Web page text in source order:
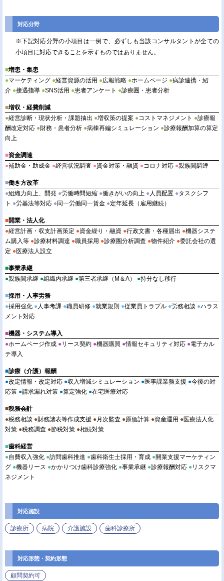
対応分野
※下記対応分野の小項目は一例で、必ずしも当該コンサルタントが全ての
小項目に対応できることを示すものではありません。
■増患・集患
●マーケティング ●経営資源の活用 ●広報戦略 ●ホームページ ●病診連携・紹
介 ●接遇指導 ●SNS活用 ●患者アンケート ●診療圏・患者分析
■増収・経費削減
●経営診断・現状分析・課題抽出 ●増収策の提案 ●コストマネジメント ●診療報
酬改定対応 ●財務・患者分析 ●病棟再編シミュレーション ●診療報酬加算の算定
向上
■資金調達
●補助金・助成金 ●経営状況調査 ●資金対策・融資 ● コロナ対応 ●親族間調達
■働き方改革
●組織力向上、開発 ●労働時間短縮 ●働きがいの向上 ● 人員配置 ●タスクシフ
ト ●労基法等対応 ●同一労働同一賃金 ●定年延長（雇用継続）
■開業・法人化
●経営計画・収支計画策定 ●資金繰り・融資 ●行政文書・各種届出 ●機器システ
ム購入等 ●診療材料調達 ●職員採用 ●診療圏分析調査 ●物件紹介 ●委託会社の選
定 ●医療法人設立
■事業承継
●親族間承継 ●組織内承継 ●第三者承継（M＆A） ●持分なし移行
■採用・人事労務
●採用強化 ● 人事考課 ●職員研修 ●就業規則 ●従業員トラブル ●労務相談 ●ハラス
メント対応
■機器・システム導入
●ホームページ作成 ●リース契約 ●機器購買 ●情報セキュリティ対応 ●電子カル
テ導入
■診療（介護）報酬
●改定情報・改定対応 ●収入増減シミュレーション ●医事課業務支援 ●今後の対
応策 ●請求漏れ対策 ●算定強化 ●在宅医療対応
■税務会計
●税務相談 ●財務諸表等作成支援 ●月次監査 ●原価計算 ●資産運用 ●医療法人化
対策 ●税務調査 ●節税対策 ●相続対策
■歯科経営
●自費収入強化 ●訪問歯科推進 ●歯科衛生士採用・育成 ●開業支援マーケティン
グ ●機器リース ●かかりつけ歯科診療強化 ●事業承継 ●診療報酬対応 ●リスクマ
ネジメント
対応施設
診療所 病院 介護施設 歯科診療所
対応形態・契約形態
顧問契約可